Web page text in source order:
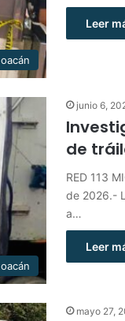
Leer
junio 6,
de
RED 113
de 2026.-
a…
Leer
mayo 27,